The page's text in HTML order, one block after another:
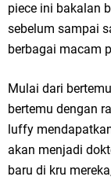
piece ini bakalan
sebelum sampai
berbagai macam
Mulai dari
bertemu dengan
luffy
akan menjadi
baru di kru